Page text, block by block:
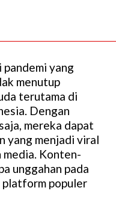
pandemi yang
menutup
terutama di
Dengan
mereka dapat
yang menjadi viral
media. Konten-
unggahan pada
platform populer